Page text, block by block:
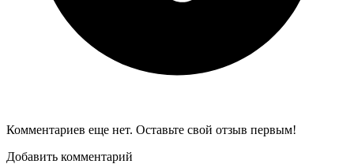
Комментариев еще нет. Оставьте свой отзыв первым!
Добавить комментарий